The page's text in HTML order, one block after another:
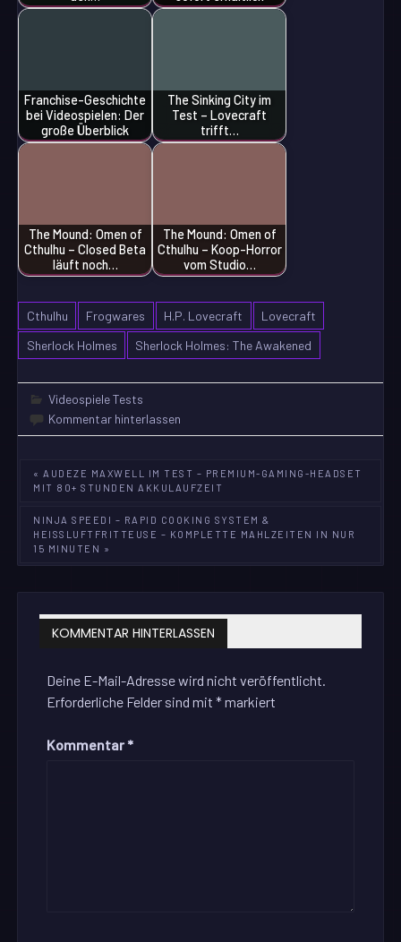
Franchise-Geschichte
bei Videospielen: Der
große Überblick
The Sinking City im
Test – Lovecraft
trifft…
The Mound: Omen of
Cthulhu – Closed Beta
läuft noch…
The Mound: Omen of
Cthulhu – Koop-Horror
vom Studio…
Cthulhu Frogwares H.P. Lovecraft
Lovecraft
Sherlock Holmes
Sherlock Holmes: The Awakened
Videospiele Tests
Kommentar hinterlassen
Beitragsnavigation
« AUDEZE MAXWELL IM TEST – PREMIUM-GAMING-HEADSET
MIT 80+ STUNDEN AKKULAUFZEIT
NINJA SPEEDI – RAPID COOKING SYSTEM &
HEISSLUFTFRITTEUSE – KOMPLETTE MAHLZEITEN IN NUR 1
5 MINUTEN »
KOMMENTAR HINTERLASSEN
Deine E-Mail-Adresse wird nicht veröffentlicht.
Erforderliche Felder sind mit*markiert
Kommentar *